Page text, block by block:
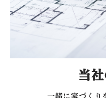
当
一緒に家づくり